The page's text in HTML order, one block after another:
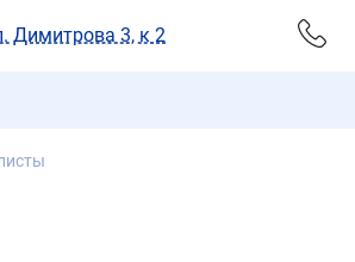
Димитрова 3, к 2